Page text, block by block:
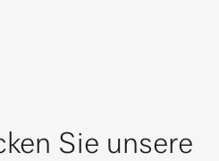
Sie unsere